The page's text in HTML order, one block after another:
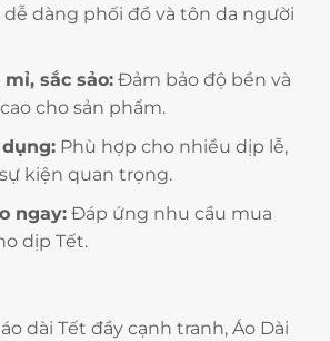
dàng phối đồ và tôn da người
sắc sảo:Đảm bảo độ bền và
cho sản phẩm.
Phù hợp cho nhiều dịp lễ,
kiện quan trọng.
ngay:Đáp ứng nhu cầu mua
dịp Tết.
dài Tết đầy cạnh tranh, Áo Dài